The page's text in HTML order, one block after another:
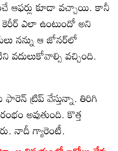
ఆఫర్లు కూడా వచ్చాయి. కానీ
కెరీర్‌ ఎలా ఉంటుందో అని
నన్ను ఆ జోనర్‌లో
వచ్చింది.
ట్రిప్‌ వేస్తున్నా. తిరిగి
అవుతుంది. కొత్త
నాదీ గ్యారెంటీ.